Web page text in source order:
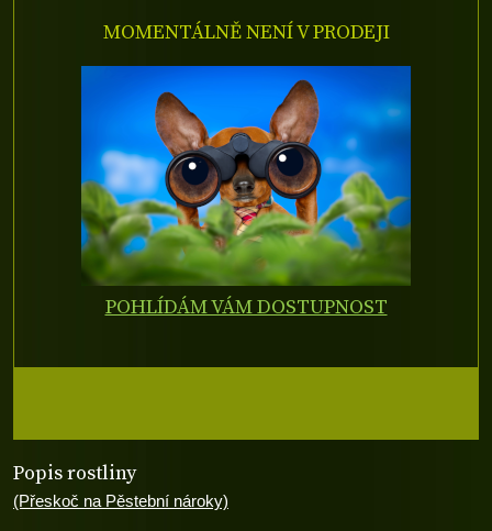
Popis rostliny
(Přeskoč na Pěstební nároky)
MOMENTÁLNĚ NENÍ V PRODEJI
POHLÍDÁM VÁM DOSTUPNOST